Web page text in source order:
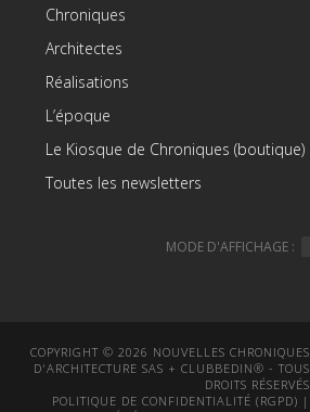
Chroniques
Architectes
Réalisations
L’époque
Le Kiosque de Chroniques (boutique)
Toutes les newsletters
MODE D'AFFICHAGE :
COPYRIGHT © 2026 NOUVELLES CHRONIQUES
D'ARCHITECTURE SAS + CLUBBEDIN® - TOUS
DROITS RÉSERVÉS
POLITIQUE DE CONFIDENTIALITÉ (RGPD) |